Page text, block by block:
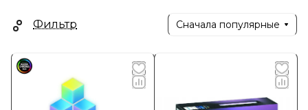
Фильтр Сначала популярные